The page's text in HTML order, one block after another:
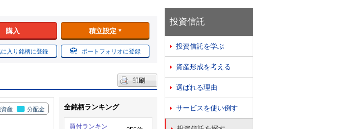
購入 積立設定
入り銘柄に登録 ポートフォリオに登録
産 分配金 全銘柄ランキング
買付ランキン
投資信託
 投資信託を学ぶ
 資産形成を考える
 選ばれる理由
 サービスを使い倒す